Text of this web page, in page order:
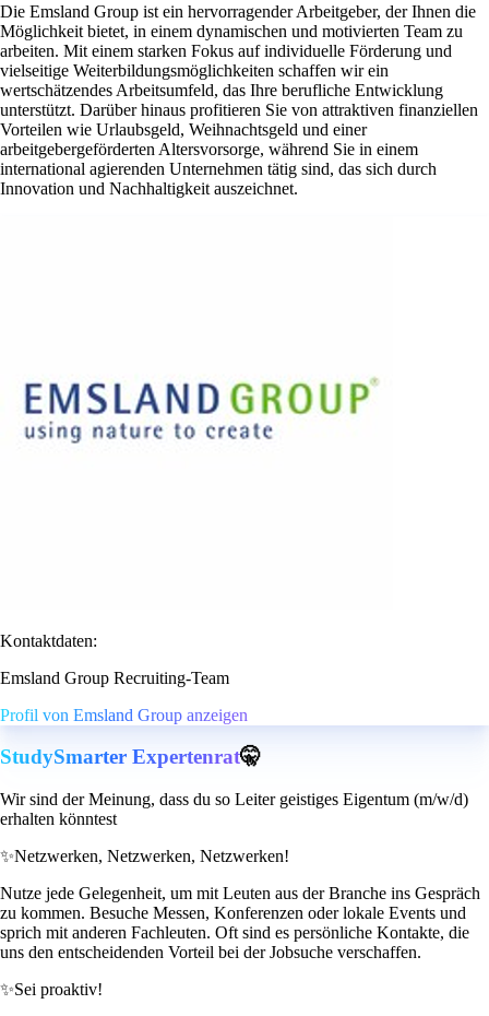
Die Emsland Group ist ein hervorragender Arbeitgeber, der Ihnen die
Möglichkeit bietet, in einem dynamischen und motivierten Team zu
arbeiten. Mit einem starken Fokus auf individuelle Förderung und
vielseitige Weiterbildungsmöglichkeiten schaffen wir ein
wertschätzendes Arbeitsumfeld, das Ihre berufliche Entwicklung
unterstützt. Darüber hinaus profitieren Sie von attraktiven finanziellen
Vorteilen wie Urlaubsgeld, Weihnachtsgeld und einer
arbeitgebergeförderten Altersvorsorge, während Sie in einem
international agierenden Unternehmen tätig sind, das sich durch
Innovation und Nachhaltigkeit auszeichnet.
Kontaktdaten:
Emsland Group Recruiting-Team
Profil von Emsland Group anzeigen
StudySmarter Expertenrat🤫
Wir sind der Meinung, dass du so Leiter geistiges Eigentum (m/w/d)
erhalten könntest
✨Netzwerken, Netzwerken, Netzwerken!
Nutze jede Gelegenheit, um mit Leuten aus der Branche ins Gespräch
zu kommen. Besuche Messen, Konferenzen oder lokale Events und
sprich mit anderen Fachleuten. Oft sind es persönliche Kontakte, die
uns den entscheidenden Vorteil bei der Jobsuche verschaffen.
✨Sei proaktiv!